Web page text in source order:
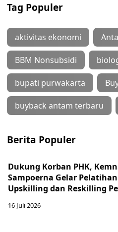
Tag Populer
aktivitas ekonomi
BBM Nonsubsidi
bupati purwakarta
buyback antam terbaru
Berita Populer
Dukung Korban PHK,
Sampoerna Gelar Pelatihan
Upskilling dan Reskilling
16 Juli 2026